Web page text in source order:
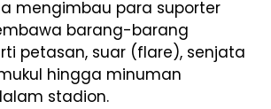
mengimbau para suporter
barang-barang
petasan, suar (flare), senjata
hingga minuman
stadion.